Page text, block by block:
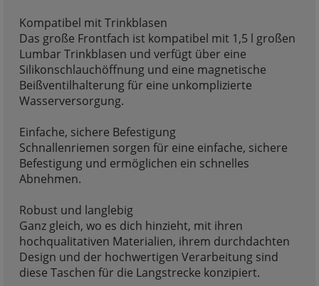
Kompatibel mit Trinkblasen
Das große Frontfach ist kompatibel mit 1,5 l großen
Lumbar Trinkblasen und verfügt über eine
Silikonschlauchöffnung und eine magnetische
Beißventilhalterung für eine unkomplizierte
Wasserversorgung.
Einfache, sichere Befestigung
Schnallenriemen sorgen für eine einfache, sichere
Befestigung und ermöglichen ein schnelles
Abnehmen.
Robust und langlebig
Ganz gleich, wo es dich hinzieht, mit ihren
hochqualitativen Materialien, ihrem durchdachten
Design und der hochwertigen Verarbeitung sind
diese Taschen für die Langstrecke konzipiert.